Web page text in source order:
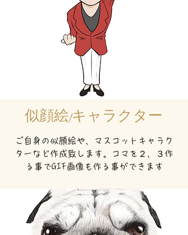
似顔絵/キャラクター
ご自身の似顔絵や、マスコットキャラク
ターなど作成致します。コマを２、３作
る事でGIF画像も作る事ができます